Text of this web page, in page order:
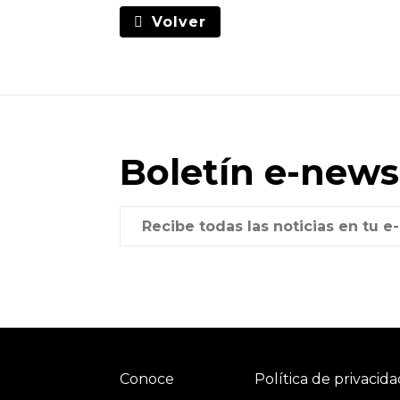
Volver
Boletín e-news
Conoce Política de